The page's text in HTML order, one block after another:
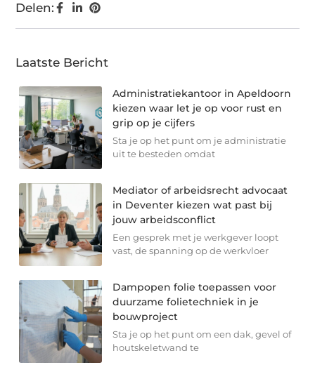
Delen:
Laatste Bericht
Administratiekantoor in Apeldoorn
kiezen waar let je op voor rust en
grip op je cijfers
Sta je op het punt om je administratie
uit te besteden omdat
Mediator of arbeidsrecht advocaat
in Deventer kiezen wat past bij
jouw arbeidsconflict
Een gesprek met je werkgever loopt
vast, de spanning op de werkvloer
Dampopen folie toepassen voor
duurzame folietechniek in je
bouwproject
Sta je op het punt om een dak, gevel of
houtskeletwand te